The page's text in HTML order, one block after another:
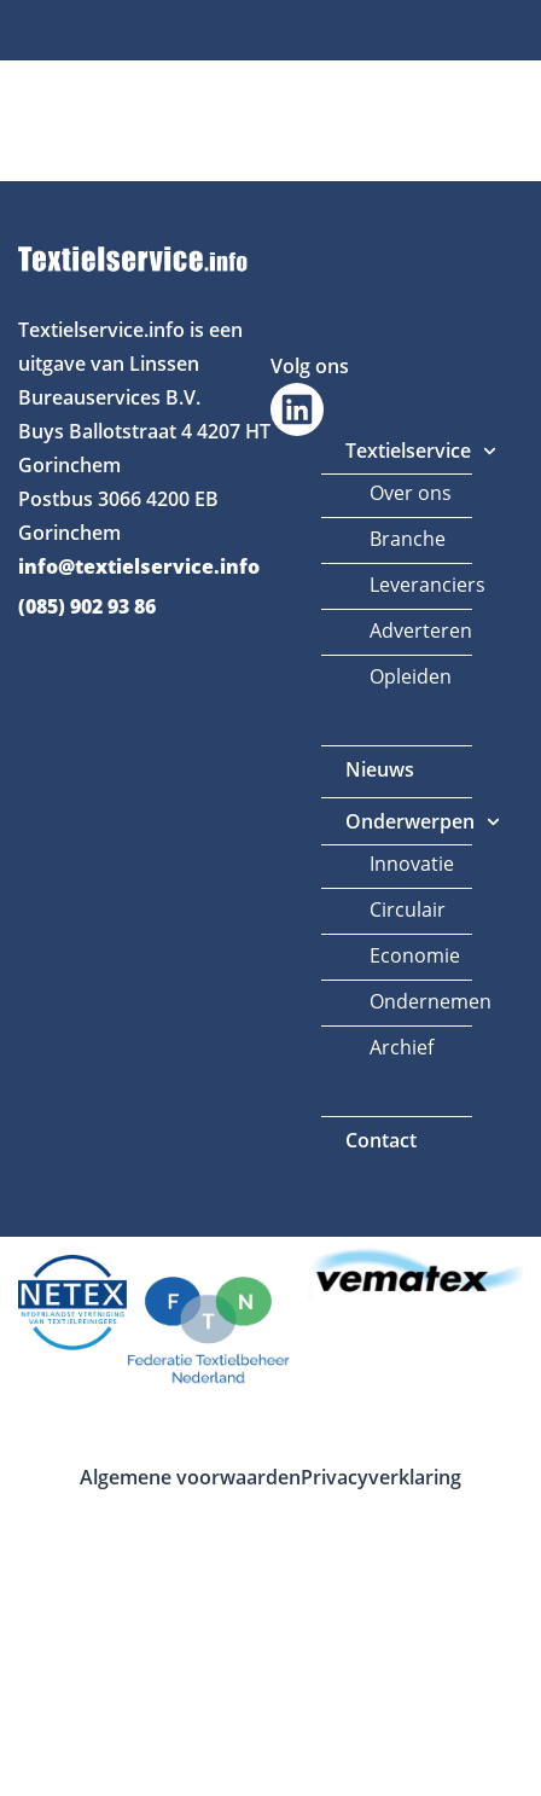
Textielservice.info is een
uitgave van Linssen
Bureauservices B.V.
Buys Ballotstraat 44207 HT
Gorinchem
Postbus 30664200 EB
Gorinchem
info@textielservice.info
(085) 902 93 86
Volg ons
Textielservice
Over ons
Branche
Leveranciers
Adverteren
Opleiden
Nieuws
Onderwerpen
Innovatie
Circulair
Economie
Ondernemen
Archief
Contact
Algemene voorwaardenPrivacyverklaring